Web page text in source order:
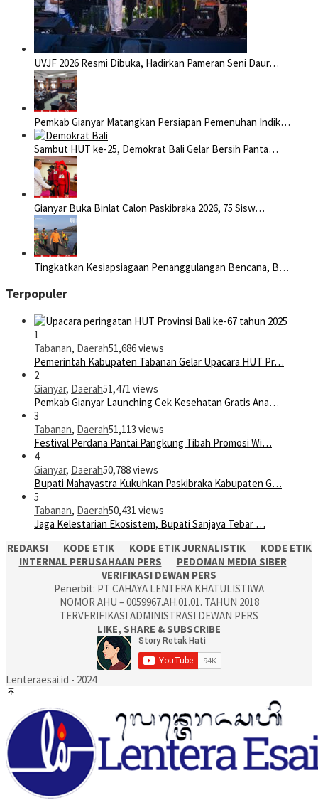
UVJF 2026 Resmi Dibuka, Hadirkan Pameran Seni Daur…
Pemkab Gianyar Matangkan Persiapan Pemenuhan Indik…
Sambut HUT ke-25, Demokrat Bali Gelar Bersih Panta…
Gianyar Buka Binlat Calon Paskibraka 2026, 75 Sisw…
Tingkatkan Kesiapsiagaan Penanggulangan Bencana, B…
Terpopuler
1
Tabanan, Daerah51,686 views
Pemerintah Kabupaten Tabanan Gelar Upacara HUT Pr…
2
Gianyar, Daerah51,471 views
Pemkab Gianyar Launching Cek Kesehatan Gratis Ana…
3
Tabanan, Daerah51,113 views
Festival Perdana Pantai Pangkung Tibah Promosi Wi…
4
Gianyar, Daerah50,788 views
Bupati Mahayastra Kukuhkan Paskibraka Kabupaten G…
5
Tabanan, Daerah50,431 views
Jaga Kelestarian Ekosistem, Bupati Sanjaya Tebar …
REDAKSI
KODE ETIK KODE ETIK JURNALISTIK
KODE ETIK
INTERNAL PERUSAHAAN PERS
PEDOMAN MEDIA SIBER
VERIFIKASI DEWAN PERS
Penerbit: PT CAHAYA LENTERA KHATULISTIWA
NOMOR AHU – 0059967.AH.01.01. TAHUN 2018
TERVERIFIKASI ADMINISTRASI DEWAN PERS
LIKE, SHARE & SUBSCRIBE
Lenteraesai.id - 2024